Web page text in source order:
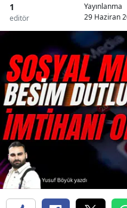
1
editör
Yayınlanma
29 Haziran